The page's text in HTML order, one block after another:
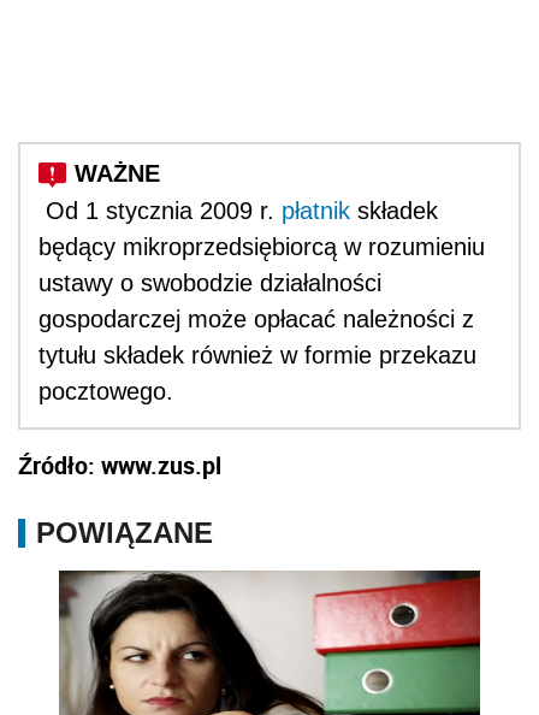
Od 1 stycznia 2009 r. płatnik składek
będący mikroprzedsiębiorcą w rozumieniu
ustawy o swobodzie działalności
gospodarczej może opłacać należności z
tytułu składek również w formie przekazu
pocztowego.
Źródło: www.zus.pl
POWIĄZANE